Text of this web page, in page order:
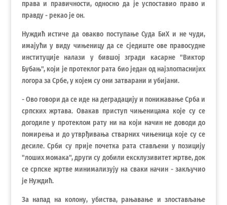
права и правичности, односно да је успоставио право и
правду - рекао је он.
Нуждић истиче да овакво поступање Суда БиХ и не чуди,
имајући у виду чињеницу да се сједиште ове правосудне
институције налази у бившој згради касарне "Виктор
Бубањ", који је протеклог рата био један од најзлогласнијих
логора за Србе, у којем су они затварани и убијани.
- Ово говори да се иде на деградацију и понижавање Срба и
српских жртава. Овакав приступ чињеницама које су се
догодиле у протеклом рату ни на који начин не доводи до
помирења и до утврђивања стварних чињеница које су се
десиле. Срби су прије почетка рата стављени у позицију
"лоших момака", други су добили ексклузивитет жртве, док
се српске жртве минимализују на сваки начин - закључио
је Нуждић.
За напад на колону, убиства, рањавање и злостављање